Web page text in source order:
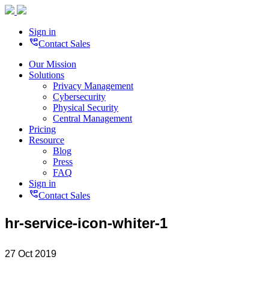
Sign in
perm_phone_msgContact Sales
Our Mission
Solutions
Privacy Management
Cybersecurity
Physical Security
Central Management
Pricing
Resource
Blog
Press
FAQ
Sign in
perm_phone_msgContact Sales
hr-service-icon-whiter-1
27 Oct 2019